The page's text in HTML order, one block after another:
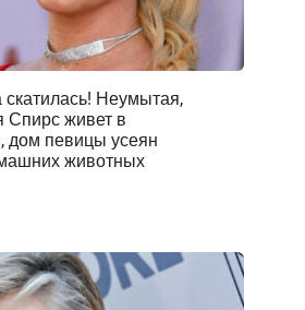
Неумытая,
Спирс живет в
дом певицы усеян
животных